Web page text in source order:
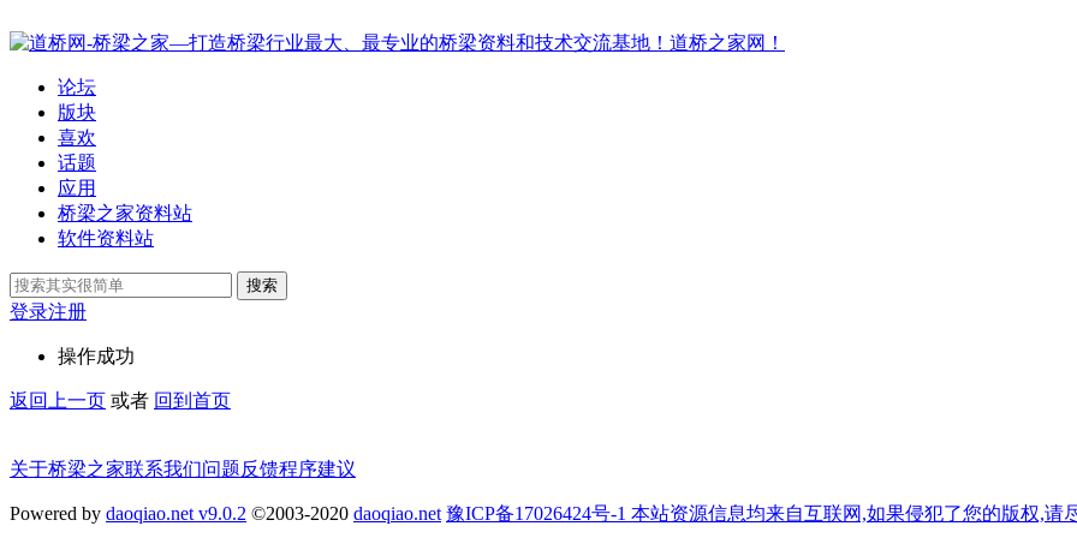
论坛
版块
喜欢
话题
应用
桥梁之家资料站
软件资料站
搜索
登录注册
操作成功
返回上一页 或者 回到首页
关于桥梁之家联系我们问题反馈程序建议
Powered by daoqiao.net v9.0.2 ©2003-2020 daoqiao.net 豫ICP备17026424号-1 本站资源信息均来自互联网,如果侵犯了您的版权,请